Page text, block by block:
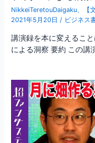
NikkeiTeretouDaigaku、 【
2021年5月20日 / ビジネス
講演録を本に変えるこ
による洞察 要約 この講